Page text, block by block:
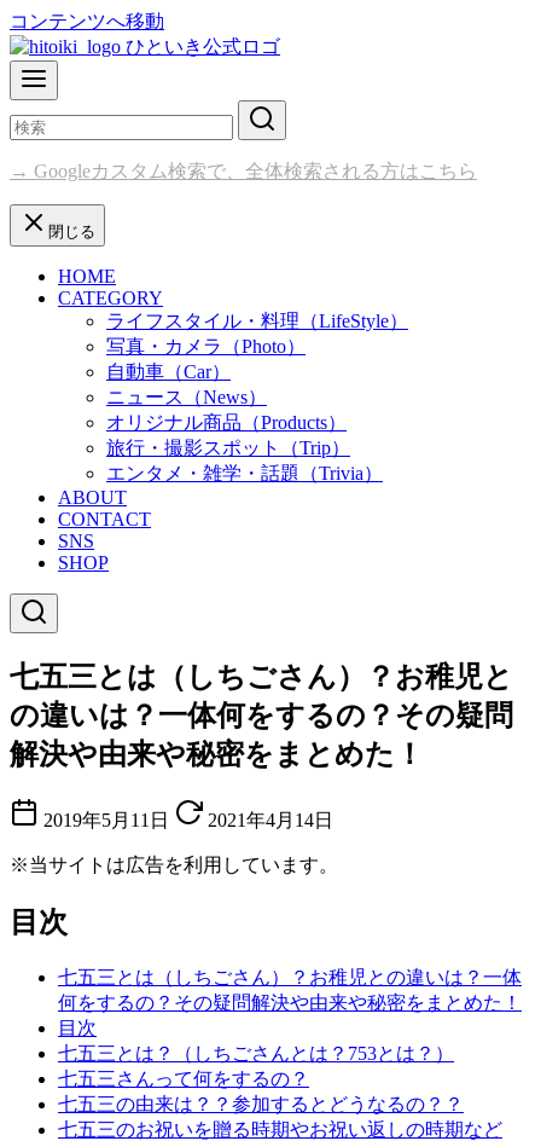
コンテンツへ移動
→ Googleカスタム検索で、全体検索される方はこちら
閉じる
HOME
CATEGORY
ライフスタイル・料理（LifeStyle）
写真・カメラ（Photo）
自動車（Car）
ニュース（News）
オリジナル商品（Products）
旅行・撮影スポット（Trip）
エンタメ・雑学・話題（Trivia）
ABOUT
CONTACT
SNS
SHOP
七五三とは（しちごさん）？お稚児と
の違いは？一体何をするの？その疑問
解決や由来や秘密をまとめた！
2019年5月11日 2021年4月14日
※当サイトは広告を利用しています。
目次
七五三とは（しちごさん）？お稚児との違いは？一体
何をするの？その疑問解決や由来や秘密をまとめた！
目次
七五三とは？（しちごさんとは？753とは？）
七五三さんって何をするの？
七五三の由来は？？参加するとどうなるの？？
七五三のお祝いを贈る時期やお祝い返しの時期など